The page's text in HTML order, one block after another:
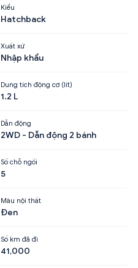
Kiểu
Hatchback
Xuất xứ
Nhập khẩu
Dung tích động cơ (lít)
1.2 L
Dẫn động
2WD - Dẫn động 2 bánh
Số chỗ ngồi
5
Màu nội thất
Đen
Số km đã đi
41,000